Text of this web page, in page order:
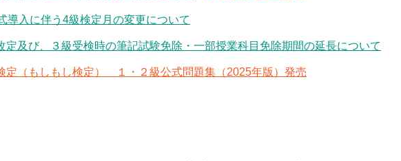
導入に伴う4級検定月の変更について
定及び、３級受検時の筆記試験免除・一部授業科目免除期間の延長について
定（もしもし検定） １・２級公式問題集（2025年版）発売